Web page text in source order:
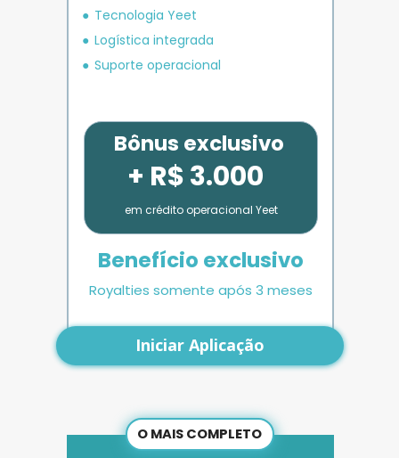
O MAIS COMPLETO
Tecnologia Yeet
Logística integrada
Suporte operacional
Iniciar Aplicação
Bônus exclusivo
+ R$ 3.000
em crédito operacional Yeet
Benefício exclusivo
Royalties somente após 3 meses